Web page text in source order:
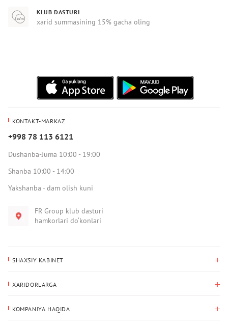
KLUB DASTURI
xarid summasining 15% gacha oling
KONTAKT-MARKAZ
+998 78 113 6121
Dushanba-Juma 10:00 - 19:00
Shanba 10:00 - 14:00
Yakshanba - dam olish kuni
FR Group klub dasturi
hamkorlari do‘konlari
SHAXSIY KABINET
Yetkazib berish manzili
XARIDORLARGA
KOMPANIYA HAQIDA